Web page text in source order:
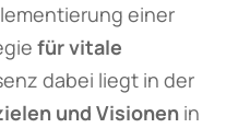
einer
für vitale
dabei liegt in der
und Visionen in